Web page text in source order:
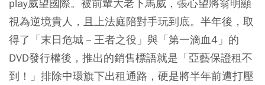
play威望國際。被前輩大老下馬威，張心望將翁明顯
視為逆境貴人，且上法庭陪對手玩到底。半年後，取
得了「末日危城－王者之役」與「第一滴血4」的
DVD發行權後，推出的銷售標語就是「亞藝保證租不
到！」排除中環旗下出租通路，硬是將半年前遭打壓